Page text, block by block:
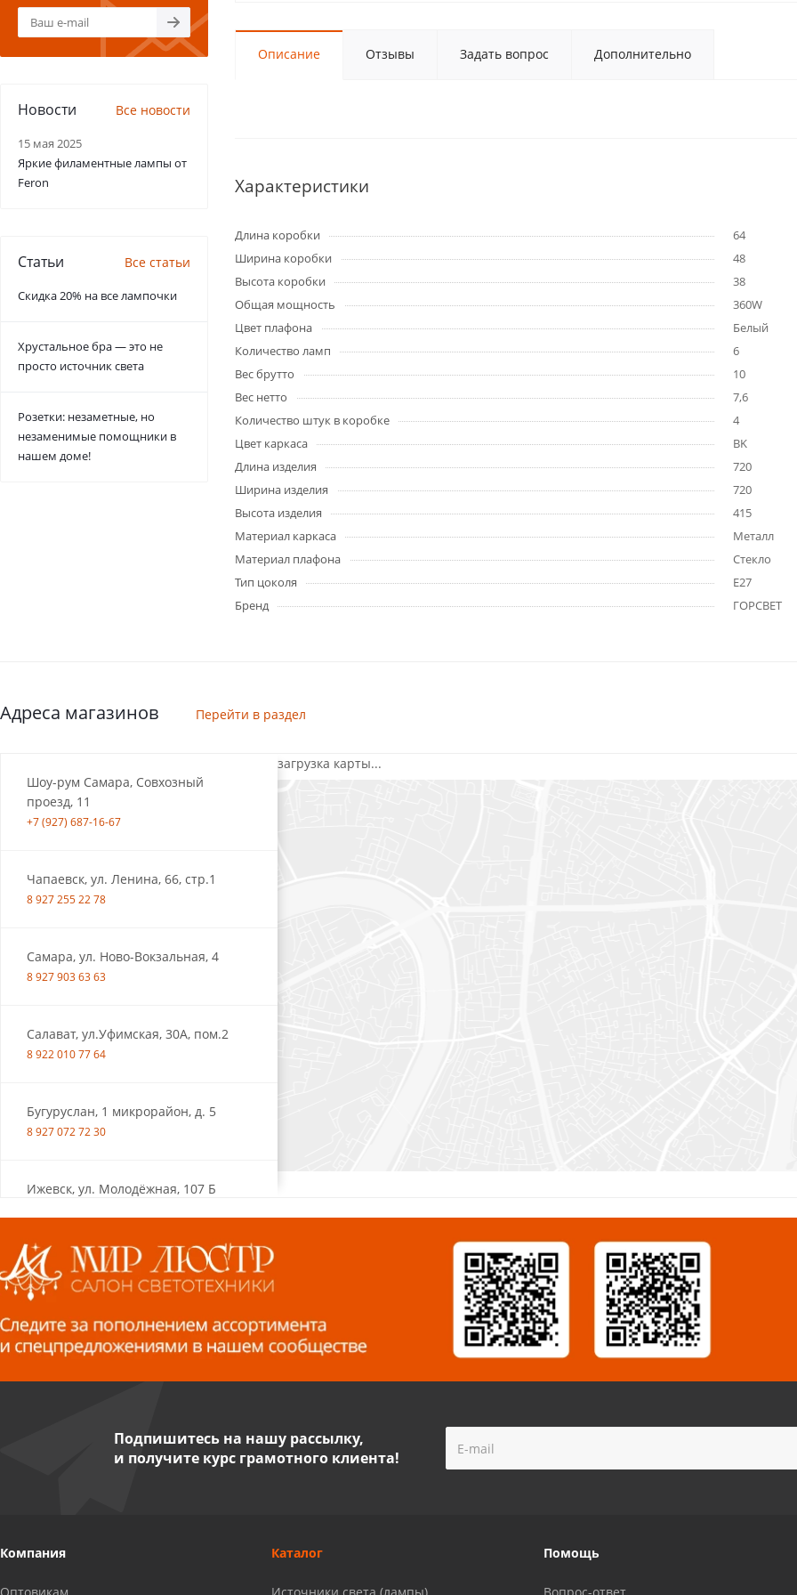
Описание Отзывы Задать вопрос Дополнительно
Характеристики
Длина коробки
64
Ширина коробки
48
Высота коробки
38
Общая мощность
360W
Цвет плафона
Белый
Количество ламп
6
Вес брутто
10
Вес нетто
7,6
Количество штук в коробке
4
Цвет каркаса
BK
Длина изделия
720
Ширина изделия
720
Высота изделия
415
Материал каркаса
Металл
Материал плафона
Стекло
Тип цоколя
E27
Бренд
ГОРСВЕТ
Новости Все новости
15 мая 2025
Яркие филаментные лампы от
Feron
Статьи Все статьи
Скидка 20% на все лампочки
Хрустальное бра — это не
просто источник света
Розетки: незаметные, но
незаменимые помощники в
нашем доме!
Адреса магазинов Перейти в раздел
Шоу-рум Самара, Совхозный
проезд, 11
+7 (927) 687-16-67
Чапаевск, ул. Ленина, 66, стр.1
8 927 255 22 78
Самара, ул. Ново-Вокзальная, 4
8 927 903 63 63
Салават, ул.Уфимская, 30А, пом.2
8 922 010 77 64
Бугуруслан, 1 микрорайон, д. 5
8 927 072 72 30
Ижевск, ул. Молодёжная, 107 Б
Волжский, ул. Мира 47 В
8 927 255 38 33
Пенза, ул. Пролетарская, 61 ТЦ
"Стройбери"
Миасс, ул. Романенко, 95
8 927 009 54 63
загрузка карты...
Подпишитесь на нашу рассылку,
и получите курс грамотного клиента!
Компания Каталог Помощь